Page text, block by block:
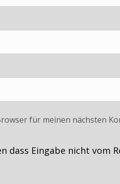
für meinen nächsten
dass Eingabe nicht vom